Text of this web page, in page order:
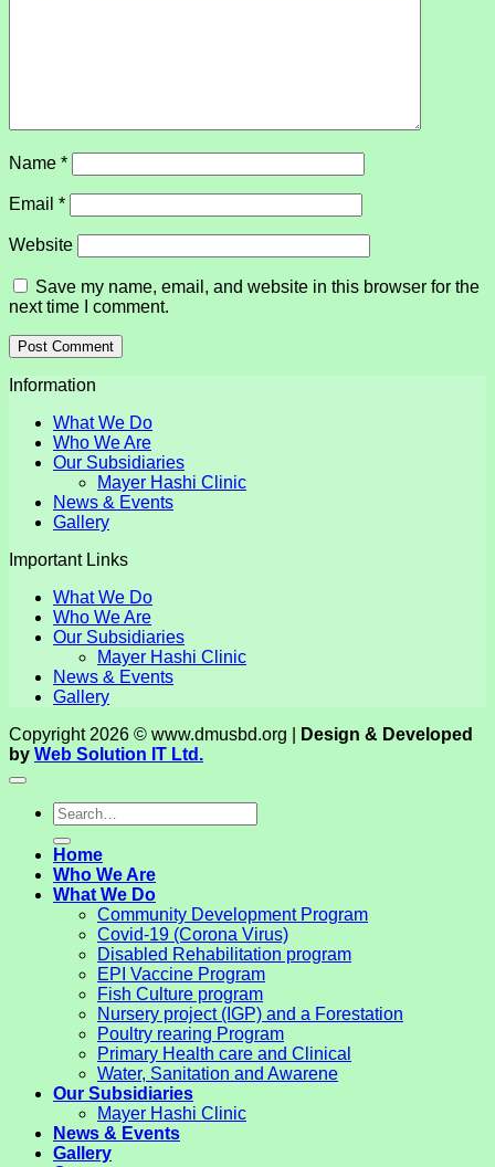
Name *
Email *
Website
Save my name, email, and website in this browser for the
next time I comment.
Information
What We Do
Who We Are
Our Subsidiaries
Mayer Hashi Clinic
News & Events
Gallery
Important Links
What We Do
Who We Are
Our Subsidiaries
Mayer Hashi Clinic
News & Events
Gallery
Copyright 2026 © www.dmusbd.org |
Design & Developed
by Web Solution IT Ltd.
Home
Who We Are
What We Do
Community Development Program
Covid-19 (Corona Virus)
Disabled Rehabilitation program
EPI Vaccine Program
Fish Culture program
Nursery project (IGP) and a Forestation
Poultry rearing Program
Primary Health care and Clinical
Water, Sanitation and Awarene
Our Subsidiaries
Mayer Hashi Clinic
News & Events
Gallery